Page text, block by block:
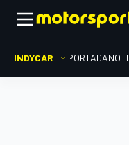
INDYCAR PORTADA